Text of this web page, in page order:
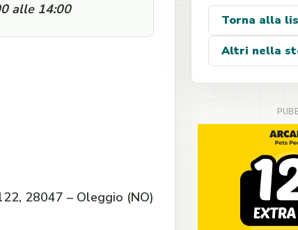
alle 14:00
28047 – Oleggio (NO)
Torna alla
Altri nella